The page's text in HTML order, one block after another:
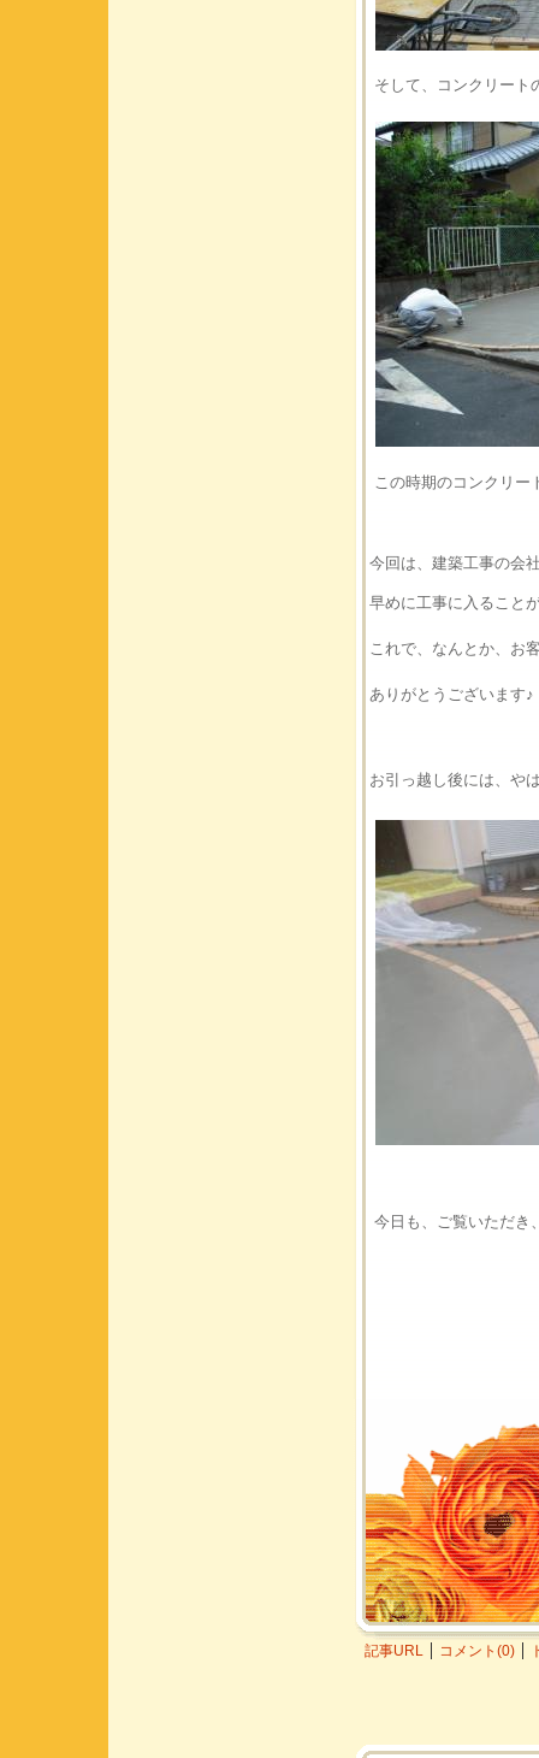
そして、コンクリート
この時期のコンクリ
今回は、建築工事の会
早めに工事に入ること
これで、なんとか、お
ありがとうございます♪
お引っ越し後には、や
今日も、ご覧いただき
記事URL コメント(0)